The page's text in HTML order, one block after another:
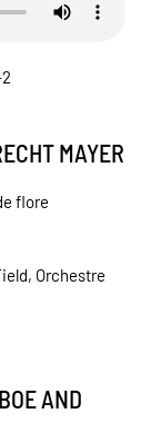
MAYER
flore
Orchestre
AND